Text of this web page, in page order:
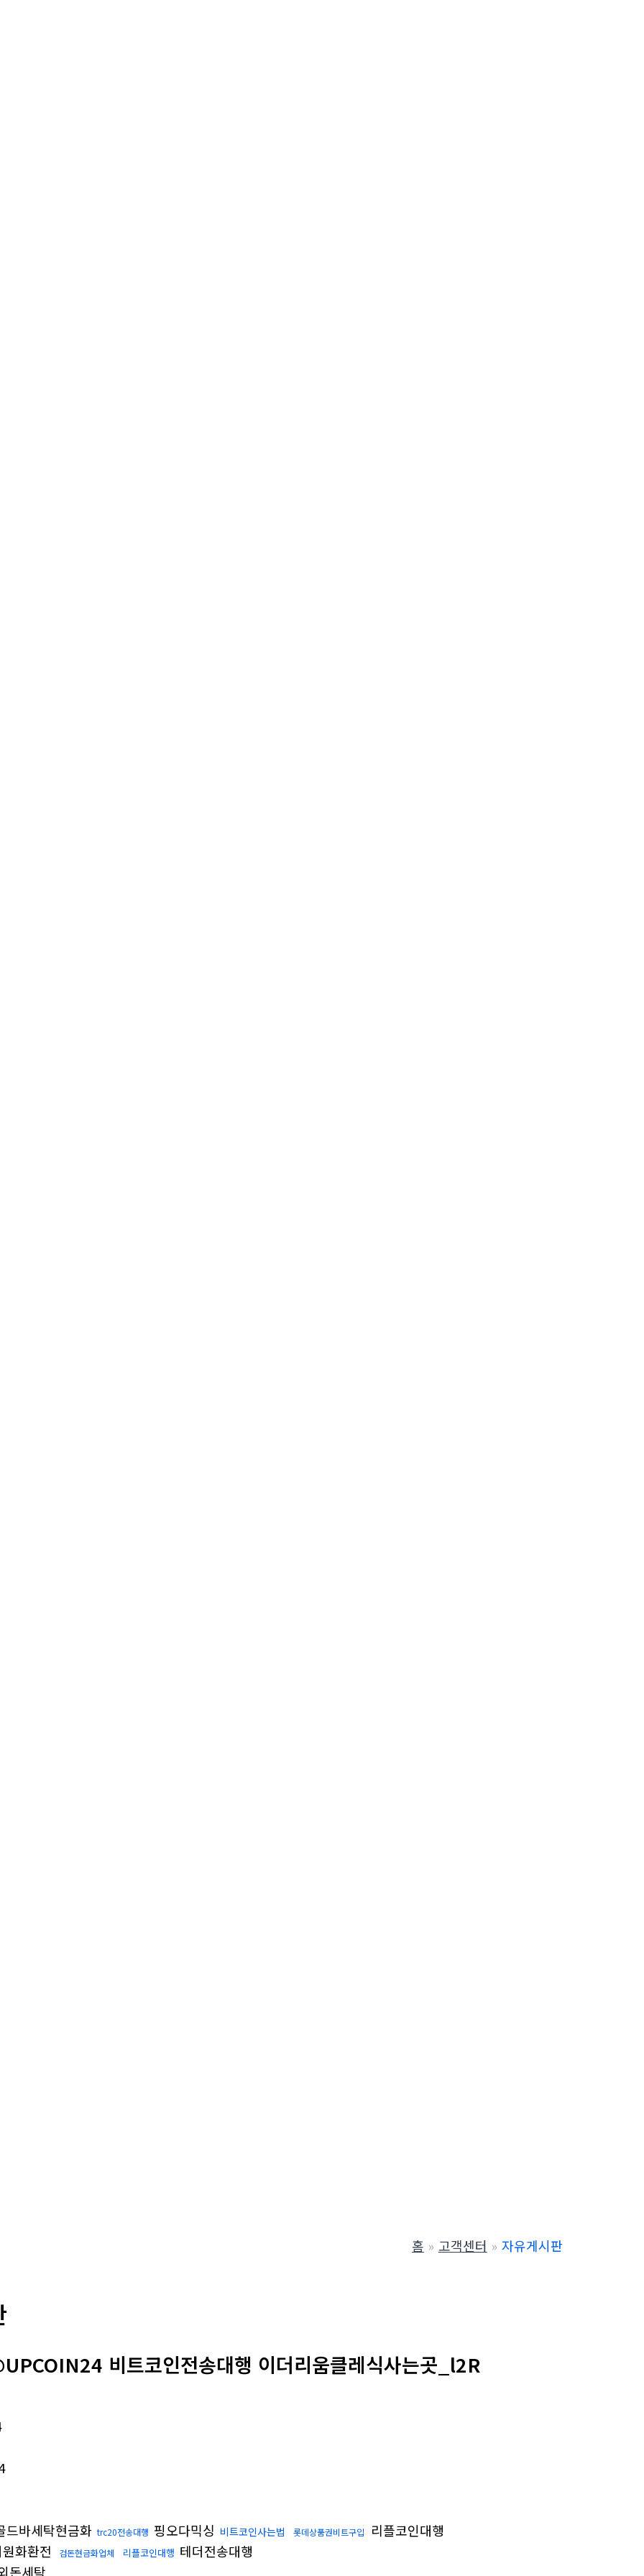
홈 고객센터 자유게시판
비트코인전송대행 이더리움클레식사는곳_l2R
드바세탁현금화 trc20전송대행 핑오다믹싱 비트코인사는법 롯데상품권비트구입 리플코인대행
화환전 검돈현금화업체 리플코인대행 테더전송대행
돈세탁